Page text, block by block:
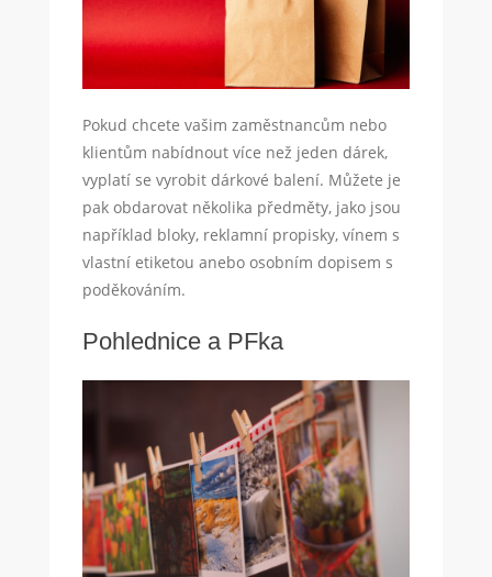
Pokud chcete vašim zaměstnancům nebo
klientům nabídnout více než jeden dárek,
vyplatí se vyrobit dárkové balení. Můžete je
pak obdarovat několika předměty, jako jsou
například bloky, reklamní propisky, vínem s
vlastní etiketou anebo osobním dopisem s
poděkováním.
Pohlednice a PFka